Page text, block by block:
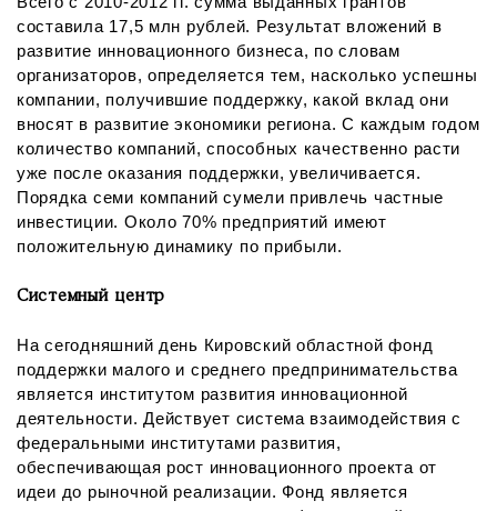
составила 17,5 млн рублей. Результат вложений в
развитие инновационного бизнеса, по словам
организаторов, определяется тем, насколько успешны
компании, получившие поддержку, какой вклад они
вносят в развитие экономики региона. С каждым годом
количество компаний, способных качественно расти
уже после оказания поддержки, увеличивается.
Порядка семи компаний сумели привлечь частные
инвестиции. Около 70% предприятий имеют
положительную динамику по прибыли.
Системный центр
На сегодняшний день Кировский областной фонд
поддержки малого и среднего предпринимательства
является институтом развития инновационной
деятельности. Действует система взаимодействия с
федеральными институтами развития,
обеспечивающая рост инновационного проекта от
идеи до рыночной реализации. Фонд является